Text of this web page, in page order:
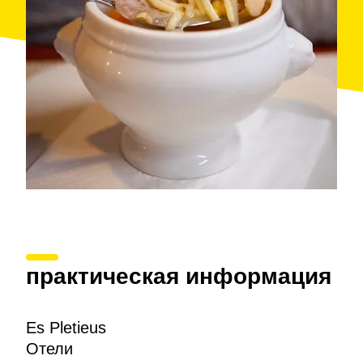
практическая информация
Es Pletieus
Отели